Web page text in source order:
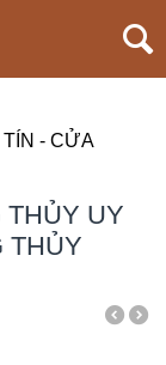
- CỬA
UY
THỦY